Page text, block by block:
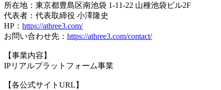
所在地：東京都豊島区南池袋 1-11-22 山種池袋ビル2F
代表者：代表取締役 小澤隆史
HP： https://athree3.com/
お問い合わせ先： https://athree3.com/contact/
【事業内容】
IPリアルプラットフォーム事業
【各公式サイトURL】